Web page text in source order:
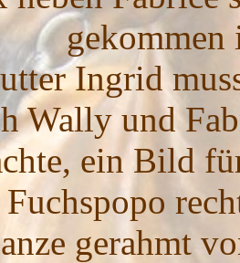
Ingrid
Wally und
ein Bild
gerahmt